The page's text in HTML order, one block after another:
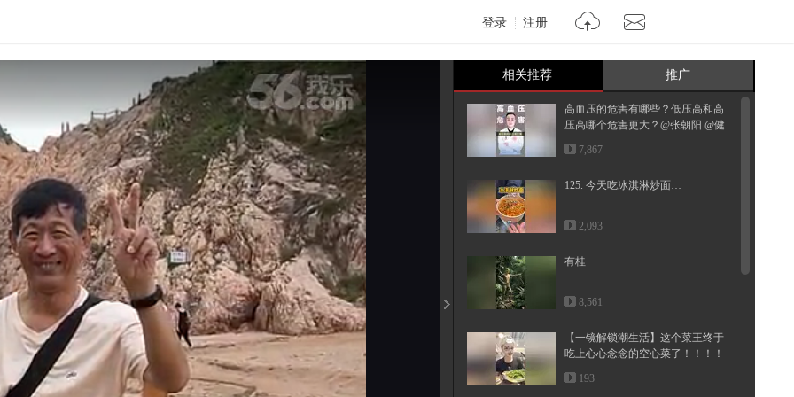
登录 注册
亮度 标准
饱和度 100
相关推荐 推广
高血压的危害有哪些？低压高和高
压高哪个危害更大？@张朝阳 @健
康...
7,867
125. 今天吃冰淇淋炒面…
2,093
有桂
8,561
【一镜解锁潮生活】这个菜王终于
吃上心心念念的空心菜了！！！！
螺...
193